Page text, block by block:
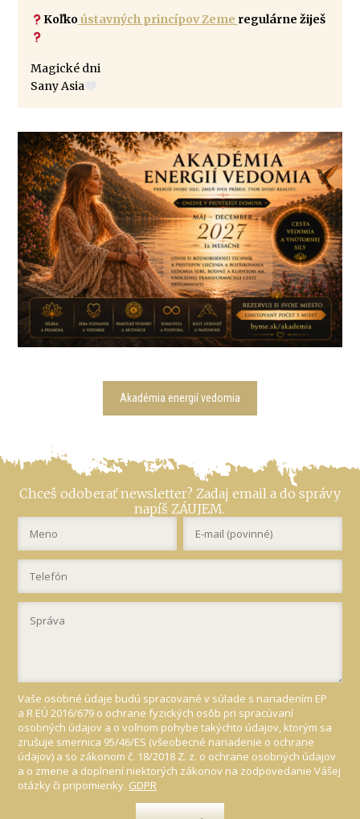
Koľkoústavných princípov Zeme regulárne žiješ
Magické dni
Sany Asia
Akadémia energií vedomia
Chceš odoberať newsletter? Zadaj email a do správy
napíš ZÁUJEM.
Vaše osobné údaje budú spracované v súlade s nariadením EP
a R EÚ 2016/679 o ochrane fyzických osôb pri spracúvaní
osobných údajov a o voľnom pohybe takýchto údajov, ktorým sa
zrušuje smernica 95/46/ES (všeobecné nariadenie o ochrane
údajov) a so zákonom č. 18/2018 Z. z. o ochrane osobných údajov
a o zmene a doplnení niektorých zákonov na zodpovedanie Vášej
otázky či pripomienky. GDPR